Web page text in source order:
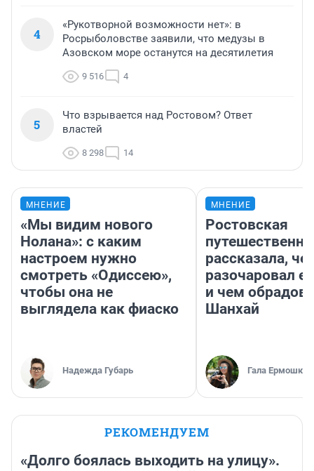
4
«Рукотворной возможности нет»: в
Росрыболовстве заявили, что медузы в
Азовском море останутся на десятилетия
9 516 4
5
Что взрывается над Ростовом? Ответ
властей
8 298 14
МНЕНИЕ
«Мы видим нового
Нолана»: с каким
настроем нужно
смотреть «Одиссею»,
чтобы она не
выглядела как фиаско
Надежда Губарь
МНЕНИЕ
Ростовская
рассказала,
разочаровал
и чем
Шанхай
Гала
РЕКОМЕНДУЕМ
«Долго боялась выходить на улицу».